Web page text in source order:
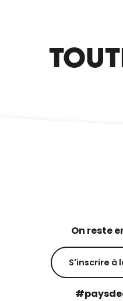
On reste
S'inscrire à